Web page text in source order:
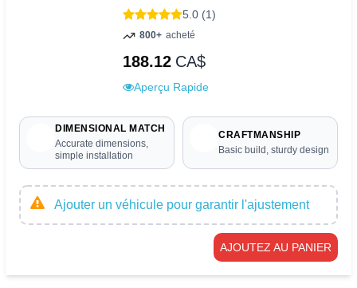
5.0 (1)
800+ acheté
188.12 CA$
Aperçu Rapide
DIMENSIONAL MATCH
Accurate dimensions,
simple installation
CRAFTMANSHIP
Basic build, sturdy design
Ajouter un véhicule pour garantir l'ajustement
AJOUTEZ AU PANIER